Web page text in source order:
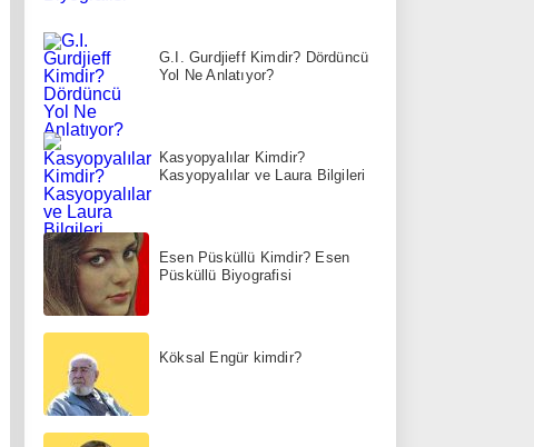
G.I. Gurdjieff Kimdir? Dördüncü
Yol Ne Anlatıyor?
Kasyopyalılar Kimdir?
Kasyopyalılar ve Laura Bilgileri
Esen Püsküllü Kimdir? Esen
Püsküllü Biyografisi
Köksal Engür kimdir?